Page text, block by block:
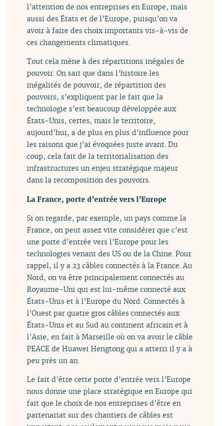
l’attention de nos entreprises en Europe, mais
aussi des États et de l’Europe, puisqu’on va
avoir à faire des choix importants vis-à-vis de
ces changements climatiques.
Tout cela mène à des répartitions inégales de
pouvoir. On sait que dans l’histoire les
inégalités de pouvoir, de répartition des
pouvoirs, s’expliquent par le fait que la
technologie s’est beaucoup développée aux
États-Unis, certes, mais le territoire,
aujourd’hui, a de plus en plus d’influence pour
les raisons que j’ai évoquées juste avant. Du
coup, cela fait de la territorialisation des
infrastructures un enjeu stratégique majeur
dans la recomposition des pouvoirs.
La France, porte d’entrée vers l’Europe
Si on regarde, par exemple, un pays comme la
France, on peut assez vite considérer que c’est
une porte d’entrée vers l’Europe pour les
technologies venant des US ou de la Chine. Pour
rappel, il y a 23 câbles connectés à la France. Au
Nord, on va être principalement connectés au
Royaume-Uni qui est lui-même connecté aux
États-Unis et à l’Europe du Nord. Connectés à
l’Ouest par quatre gros câbles connectés aux
États-Unis et au Sud au continent africain et à
l’Asie, en fait à Marseille où on va avoir le câble
PEACE de Huawei Hengtong qui a atterri il y a à
peu près un an.
Le fait d’être cette porte d’entrée vers l’Europe
nous donne une place stratégique en Europe qui
fait que le choix de nos entreprises d’être en
partenariat sur des chantiers de câbles est